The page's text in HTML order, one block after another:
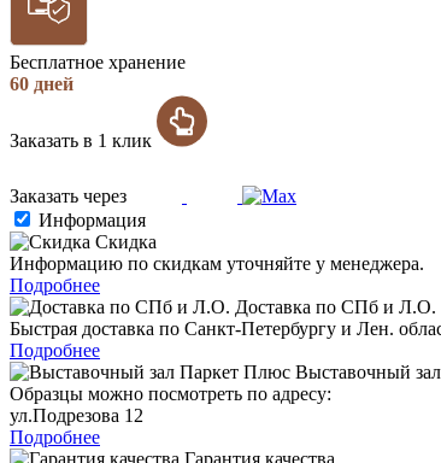
Бесплатное хранение
60 дней
Заказать в 1 клик
Заказать через
Информация
Скидка
Информацию по скидкам уточняйте у менеджера.
Подробнее
Доставка по СПб и Л.О.
Быстрая доставка по Санкт-Петербургу и Лен.
Подробнее
Выставочный зал
Образцы можно посмотреть по адресу:
ул.Подрезова 12
Подробнее